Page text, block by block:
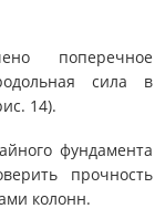
поперечное
сила в
14).
фундамента
прочность
колонн.